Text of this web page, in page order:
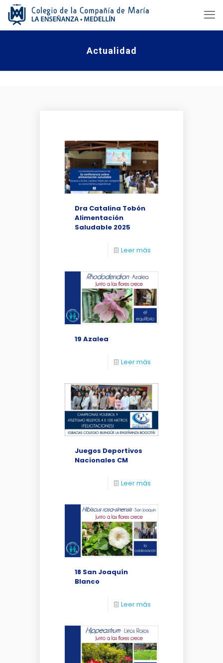
Actualidad
Dra Catalina Tobón
Alimentación
Saludable 2025
Leer más
19 Azalea
Leer más
Juegos Deportivos
Nacionales CM
Leer más
18 San Joaquín
Blanco
Leer más